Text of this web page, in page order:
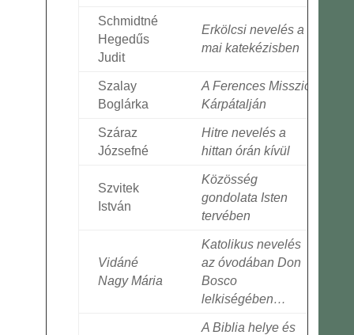
Schmidtné
Hegedűs
Judit
Erkölcsi nevelés a
mai katekézisben
Szalay
Boglárka
A Ferences Misszió
Kárpátalján
Száraz
Józsefné
Hitre nevelés a
hittan órán kívül
Szvitek
István
Közösség
gondolata Isten
tervében
Vidáné
Nagy Mária
Katolikus nevelés
az óvodában Don
Bosco
lelkiségében…
A Biblia helye és